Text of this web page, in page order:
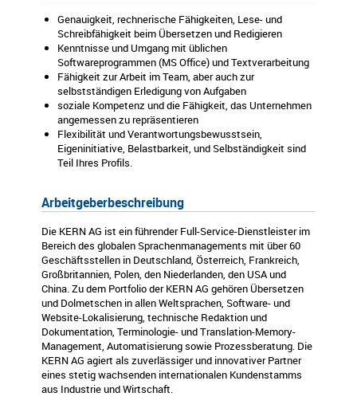
Genauigkeit, rechnerische Fähigkeiten, Lese- und
Schreibfähigkeit beim Übersetzen und Redigieren
Kenntnisse und Umgang mit üblichen
Softwareprogrammen (MS Office) und Textverarbeitung
Fähigkeit zur Arbeit im Team, aber auch zur
selbstständigen Erledigung von Aufgaben
soziale Kompetenz und die Fähigkeit, das Unternehmen
angemessen zu repräsentieren
Flexibilität und Verantwortungsbewusstsein,
Eigeninitiative, Belastbarkeit, und Selbständigkeit sind
Teil Ihres Profils.
Arbeitgeberbeschreibung
Die KERN AG ist ein führender Full-Service-Dienstleister im
Bereich des globalen Sprachenmanagements mit über 60
Geschäftsstellen in Deutschland, Österreich, Frankreich,
Großbritannien, Polen, den Niederlanden, den USA und
China. Zu dem Portfolio der KERN AG gehören Übersetzen
und Dolmetschen in allen Weltsprachen, Software- und
Website-Lokalisierung, technische Redaktion und
Dokumentation, Terminologie- und Translation-Memory-
Management, Automatisierung sowie Prozessberatung. Die
KERN AG agiert als zuverlässiger und innovativer Partner
eines stetig wachsenden internationalen Kundenstamms
aus Industrie und Wirtschaft.